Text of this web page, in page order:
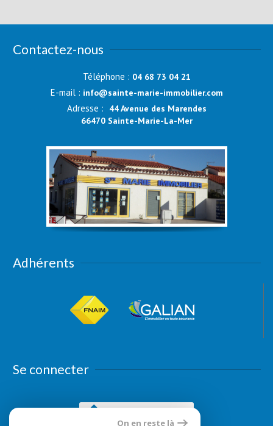
Contactez-nous
Téléphone : 04 68 73 04 21
E-mail : info@sainte-marie-immobilier.com
Adresse :
44 Avenue des Marendes
66470 Sainte-Marie-La-Mer
Adhérents
Se connecter
On en reste là